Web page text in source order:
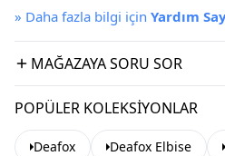
» Daha fazla bilgi için Yardım
MAĞAZAYA SORU SOR
POPÜLER KOLEKSIYONLAR
Deafox Deafox Elbise